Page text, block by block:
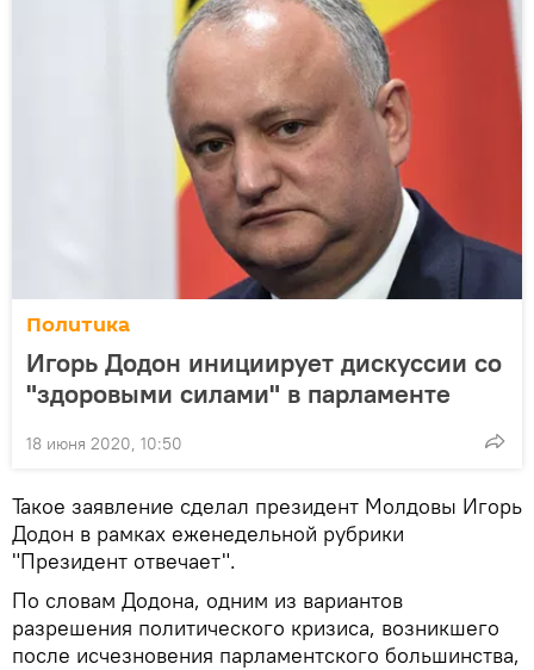
Политика
Игорь Додон инициирует дискуссии со
"здоровыми силами" в парламенте
18 июня 2020, 10:50
Такое заявление сделал президент Молдовы Игорь
Додон в рамках еженедельной рубрики
"Президент отвечает".
По словам Додона, одним из вариантов
разрешения политического кризиса, возникшего
после исчезновения парламентского большинства,